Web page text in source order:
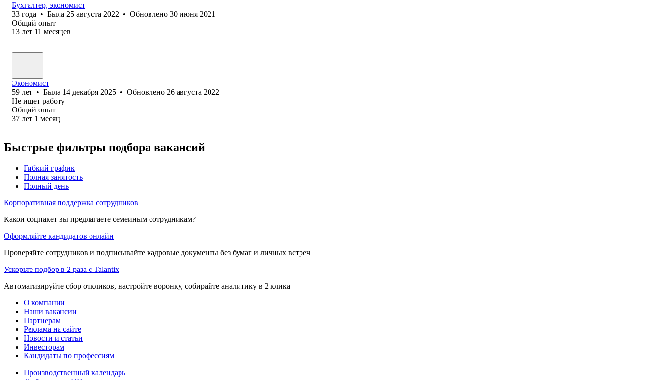
Бухгалтер, экономист
33 года • Была 25 августа 2022 • Обновлено 30 июня 2021
Общий опыт
13 лет 11 месяцев
Экономист
59 лет • Была 14 декабря 2025 • Обновлено 26 августа 2022
Не ищет работу
Общий опыт
37 лет 1 месяц
Быстрые фильтры подбора вакансий
Гибкий график
Полная занятость
Полный день
Корпоративная поддержка сотрудников
Какой соцпакет вы предлагаете семейным сотрудникам?
Оформляйте кандидатов онлайн
Проверяйте сотрудников и подписывайте кадровые документы без бумаг и личных встреч
Ускорьте подбор в 2 раза с Talantix
Автоматизируйте сбор откликов, настройте воронку, собирайте аналитику в 2 клика
О компании
Наши вакансии
Партнерам
Реклама на сайте
Новости и статьи
Инвесторам
Кандидаты по профессиям
Производственный календарь